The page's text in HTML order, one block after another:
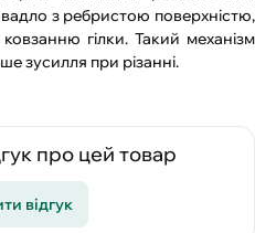
з ребристою поверхністю,
гілки. Такий механізм
зусилля при різанні.
про цей товар
відгук